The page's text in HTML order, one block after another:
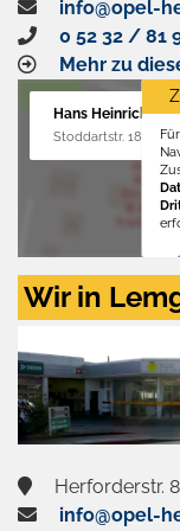
info@opel-
0 52 32 / 81
Mehr zu
Hans Heinrichs
Stoddartstr. 18,
Wir in
Herforderstr.
info@opel-